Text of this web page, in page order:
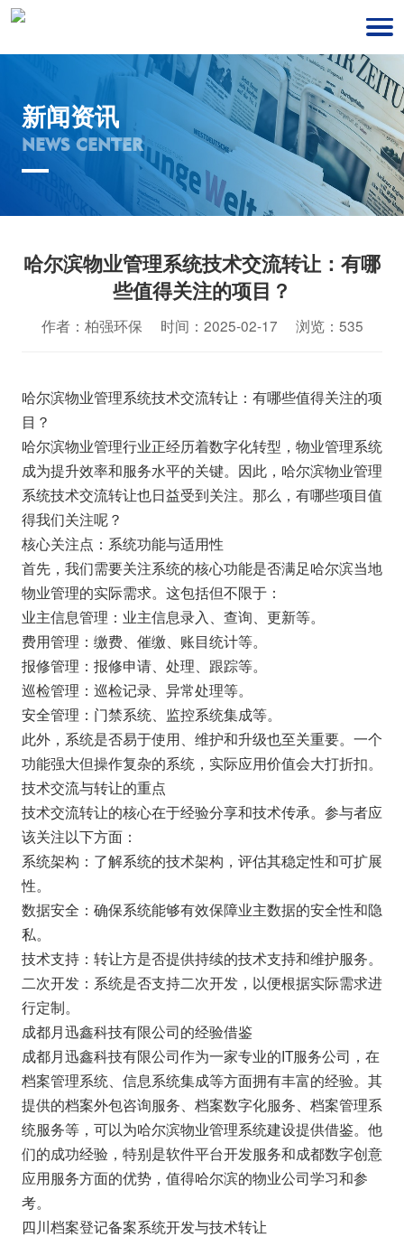
新闻资讯
NEWS CENTER
哈尔滨物业管理系统技术交流转让：有哪
些值得关注的项目？
作者：柏强环保 时间：2025-02-17 浏览：535
哈尔滨物业管理系统技术交流转让：有哪些值得关注的项
目？
哈尔滨物业管理行业正经历着数字化转型，物业管理系统
成为提升效率和服务水平的关键。因此，哈尔滨物业管理
系统技术交流转让也日益受到关注。那么，有哪些项目值
得我们关注呢？
核心关注点：系统功能与适用性
首先，我们需要关注系统的核心功能是否满足哈尔滨当地
物业管理的实际需求。这包括但不限于：
业主信息管理：业主信息录入、查询、更新等。
费用管理：缴费、催缴、账目统计等。
报修管理：报修申请、处理、跟踪等。
巡检管理：巡检记录、异常处理等。
安全管理：门禁系统、监控系统集成等。
此外，系统是否易于使用、维护和升级也至关重要。一个
功能强大但操作复杂的系统，实际应用价值会大打折扣。
技术交流与转让的重点
技术交流转让的核心在于经验分享和技术传承。参与者应
该关注以下方面：
系统架构：了解系统的技术架构，评估其稳定性和可扩展
性。
数据安全：确保系统能够有效保障业主数据的安全性和隐
私。
技术支持：转让方是否提供持续的技术支持和维护服务。
二次开发：系统是否支持二次开发，以便根据实际需求进
行定制。
成都月迅鑫科技有限公司的经验借鉴
成都月迅鑫科技有限公司作为一家专业的IT服务公司，在
档案管理系统、信息系统集成等方面拥有丰富的经验。其
提供的档案外包咨询服务、档案数字化服务、档案管理系
统服务等，可以为哈尔滨物业管理系统建设提供借鉴。他
们的成功经验，特别是软件平台开发服务和成都数字创意
应用服务方面的优势，值得哈尔滨的物业公司学习和参
考。
四川档案登记备案系统开发与技术转让